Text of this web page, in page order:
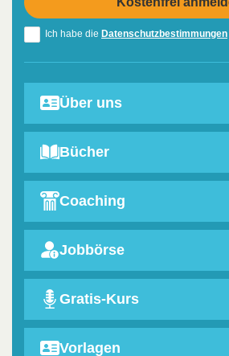
Ich habe die Datenschutzbestimmungen
Über uns
Bücher
Coaching
Jobbörse
Gratis-Kurs
Vorlagen